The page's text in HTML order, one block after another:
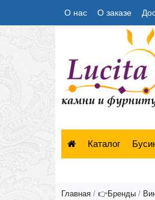
О нас О заказе
Каталог
Главная / 👉Бренды /